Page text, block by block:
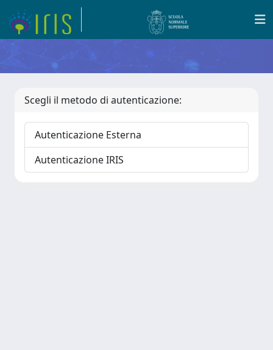
Scegli il metodo di autenticazione:
Autenticazione Esterna
Autenticazione IRIS